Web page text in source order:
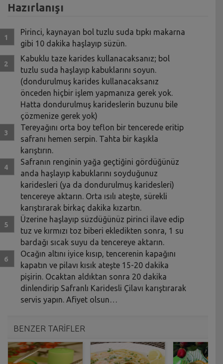
Hazırlanışı
Pirinci, kaynayan bol tuzlu suda tıpkı makarna
gibi 10 dakika haşlayıp süzün.
Kabuklu taze karides kullanacaksanız; bol
tuzlu suda haşlayıp kabuklarını soyun.
(dondurulmuş karides kullanacaksanız
önceden hiçbir işlem yapmanıza gerek yok.
Hatta dondurulmuş karideslerin buzunu bile
çözmenize gerek yok)
Tereyağını orta boy teflon bir tencerede eritip
safranı hemen serpin. Tahta bir kaşıkla
karıştırın.
Safranın renginin yağa geçtiğini gördüğünüz
anda haşlayıp kabuklarını soyduğunuz
karidesleri (ya da dondurulmuş karidesleri)
tencereye aktarın. Orta ısılı ateşte, sürekli
karıştırarak birkaç dakika kızartın.
Üzerine haşlayıp süzdüğünüz pirinci ilave edip
tuz ve kırmızı toz biberi ekledikten sonra, 1 su
bardağı sıcak suyu da tencereye aktarın.
Ocağın altını iyice kısıp, tencerenin kapağını
kapatın ve pilavı kısık ateşte 15-20 dakika
pişirin. Ocaktan aldıktan sonra 20 dakika
dinlendirip Safranlı Karidesli Çilavı karıştırarak
servis yapın. Afiyet olsun…
BENZER TARİFLER